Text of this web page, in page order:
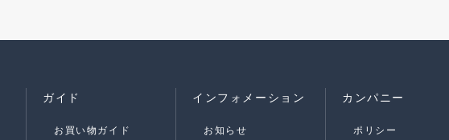
ガイド
お買い物ガイド
インフォメーション
お知らせ
カンパニー
ポリシー